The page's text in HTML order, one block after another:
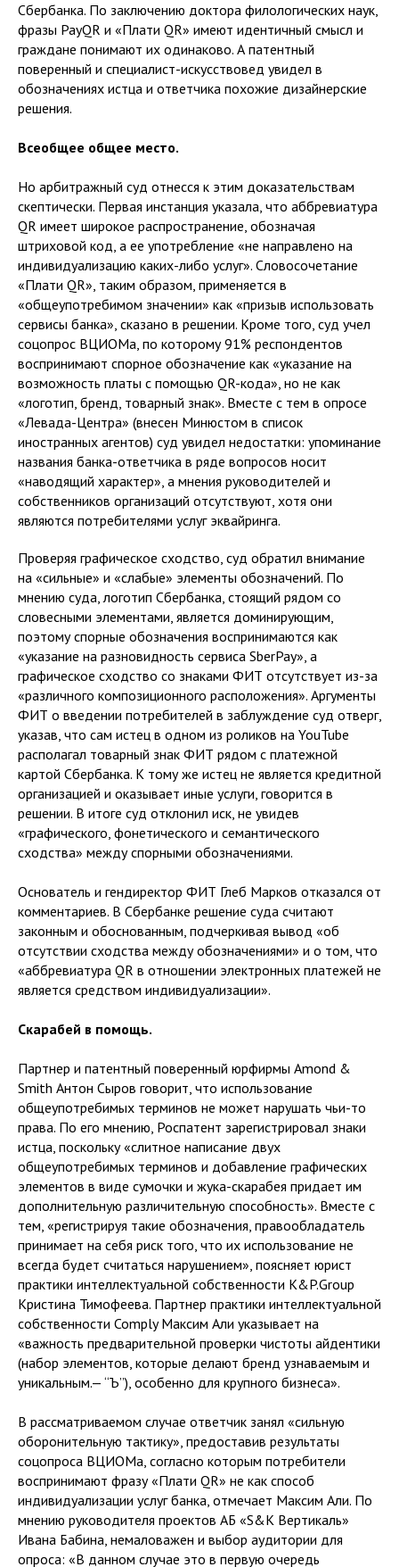
Сбербанка. По заключению доктора филологических наук,
фразы PayQR и «Плати QR» имеют идентичный смысл и
граждане понимают их одинаково. А патентный
поверенный и специалист-искусствовед увидел в
обозначениях истца и ответчика похожие дизайнерские
решения.
Всеобщее общее место.
Но арбитражный суд отнесся к этим доказательствам
скептически. Первая инстанция указала, что аббревиатура
QR имеет широкое распространение, обозначая
штриховой код, а ее употребление «не направлено на
индивидуализацию каких-либо услуг». Словосочетание
«Плати QR», таким образом, применяется в
«общеупотребимом значении» как «призыв использовать
сервисы банка», сказано в решении. Кроме того, суд учел
соцопрос ВЦИОМа, по которому 91% респондентов
воспринимают спорное обозначение как «указание на
возможность платы с помощью QR-кода», но не как
«логотип, бренд, товарный знак». Вместе с тем в опросе
«Левада-Центра» (внесен Минюстом в список
иностранных агентов) суд увидел недостатки: упоминание
названия банка-ответчика в ряде вопросов носит
«наводящий характер», а мнения руководителей и
собственников организаций отсутствуют, хотя они
являются потребителями услуг эквайринга.
Проверяя графическое сходство, суд обратил внимание
на «сильные» и «слабые» элементы обозначений. По
мнению суда, логотип Сбербанка, стоящий рядом со
словесными элементами, является доминирующим,
поэтому спорные обозначения воспринимаются как
«указание на разновидность сервиса SberPay», а
графическое сходство со знаками ФИТ отсутствует из-за
«различного композиционного расположения». Аргументы
ФИТ о введении потребителей в заблуждение суд отверг,
указав, что сам истец в одном из роликов на YouTube
располагал товарный знак ФИТ рядом с платежной
картой Сбербанка. К тому же истец не является кредитной
организацией и оказывает иные услуги, говорится в
решении. В итоге суд отклонил иск, не увидев
«графического, фонетического и семантического
сходства» между спорными обозначениями.
Основатель и гендиректор ФИТ Глеб Марков отказался от
комментариев. В Сбербанке решение суда считают
законным и обоснованным, подчеркивая вывод «об
отсутствии сходства между обозначениями» и о том, что
«аббревиатура QR в отношении электронных платежей не
является средством индивидуализации».
Скарабей в помощь.
Партнер и патентный поверенный юрфирмы Amond &
Smith Антон Сыров говорит, что использование
общеупотребимых терминов не может нарушать чьи-то
права. По его мнению, Роспатент зарегистрировал знаки
истца, поскольку «слитное написание двух
общеупотребимых терминов и добавление графических
элементов в виде сумочки и жука-скарабея придает им
дополнительную различительную способность». Вместе с
тем, «регистрируя такие обозначения, правообладатель
принимает на себя риск того, что их использование не
всегда будет считаться нарушением», поясняет юрист
практики интеллектуальной собственности K&P.Group
Кристина Тимофеева. Партнер практики интеллектуальной
собственности Comply Максим Али указывает на
«важность предварительной проверки чистоты айдентики
(набор элементов, которые делают бренд узнаваемым и
уникальным.— “Ъ”), особенно для крупного бизнеса».
В рассматриваемом случае ответчик занял «сильную
оборонительную тактику», предоставив результаты
соцопроса ВЦИОМа, согласно которым потребители
воспринимают фразу «Плати QR» не как способ
индивидуализации услуг банка, отмечает Максим Али. По
мнению руководителя проектов АБ «S&K Вертикаль»
Ивана Бабина, немаловажен и выбор аудитории для
опроса: «В данном случае это в первую очередь